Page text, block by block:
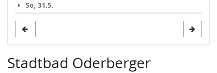
So, 31.5.
Stadtbad Oderberger